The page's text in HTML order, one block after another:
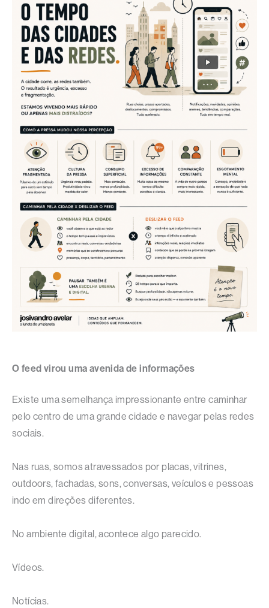
O feed virou uma avenida de informações
Existe uma semelhança impressionante entre caminhar
pelo centro de uma grande cidade e navegar pelas redes
sociais.
Nas ruas, somos atravessados por placas, vitrines,
outdoors, fachadas, sons, conversas, veículos e pessoas
indo em direções diferentes.
No ambiente digital, acontece algo parecido.
Vídeos.
Notícias.